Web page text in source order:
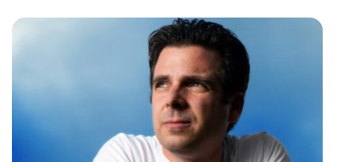
Cursos
Recursos
Comunidad
Encuentra un terapeuta